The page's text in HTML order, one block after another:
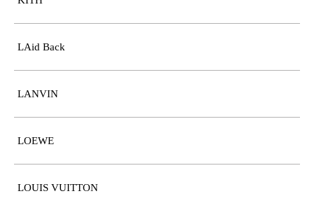
LAid Back
LANVIN
LOEWE
LOUIS VUITTON